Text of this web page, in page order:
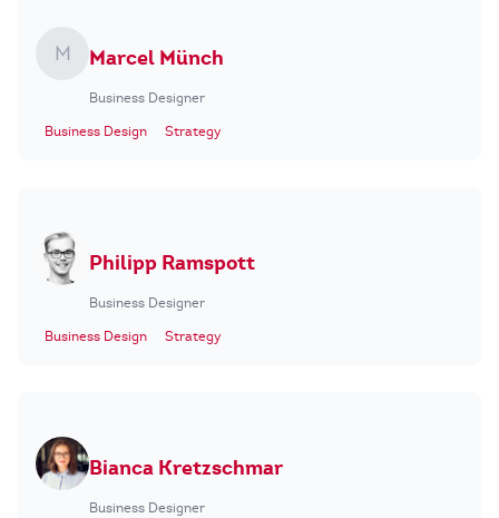
M Marcel Münch
Business Designer
Business Design
Strategy
Philipp Ramspott
Business Designer
Business Design
Strategy
Bianca Kretzschmar
Business Designer